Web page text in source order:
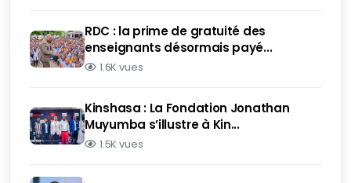
RDC : la prime de gratuité des
enseignants désormais payé...
1.6K vues
Kinshasa : La Fondation Jonathan
Muyumba s’illustre à Kin...
1.5K vues